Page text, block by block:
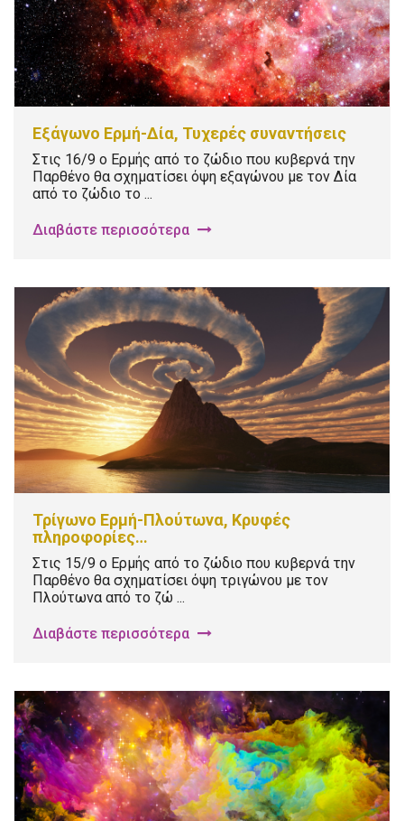
Εξάγωνο Ερμή-Δία, Τυχερές συναντήσεις
Στις 16/9 ο Ερμής από το ζώδιο που κυβερνά την
Παρθένο θα σχηματίσει όψη εξαγώνου με τον Δία
από το ζώδιο το ...
Διαβάστε περισσότερα
Τρίγωνο Ερμή-Πλούτωνα, Κρυφές
πληροφορίες…
Στις 15/9 ο Ερμής από το ζώδιο που κυβερνά την
Παρθένο θα σχηματίσει όψη τριγώνου με τον
Πλούτωνα από το ζώ ...
Διαβάστε περισσότερα